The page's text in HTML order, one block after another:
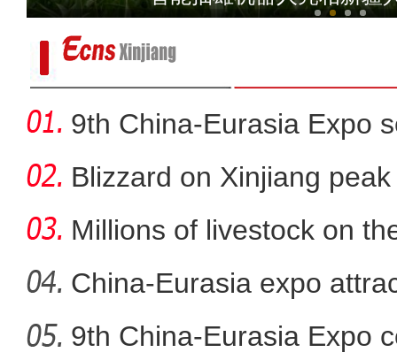
新疆：6名高三毕业生
9th China-Eurasia Expo
Blizzard on Xinjiang
Millions of livestock on
China-Eurasia expo
9th China-Eurasia Expo